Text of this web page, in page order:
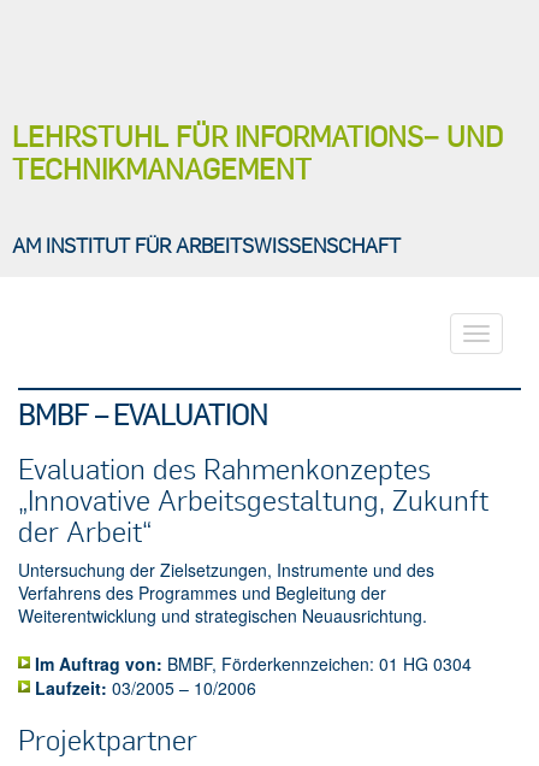
LEHRSTUHL FÜR INFORMATIONS− UND
TECHNIKMANAGEMENT
AM INSTITUT FÜR ARBEITSWISSENSCHAFT
Toggle
BMBF – EVALUATION
Evaluation des Rahmenkonzeptes
„Innovative Arbeitsgestaltung, Zukunft
der Arbeit“
Untersuchung der Zielsetzungen, Instrumente und des
Verfahrens des Programmes und Begleitung der
Weiterentwicklung und strategischen Neuausrichtung.
Im Auftrag von: BMBF, Förderkennzeichen: 01 HG 0304
Laufzeit: 03/2005 – 10/2006
Projektpartner